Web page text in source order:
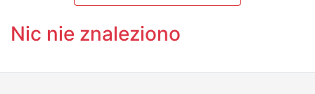
Nic nie znaleziono